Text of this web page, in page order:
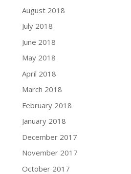
August 2018
July 2018
June 2018
May 2018
April 2018
March 2018
February 2018
January 2018
December 2017
November 2017
October 2017